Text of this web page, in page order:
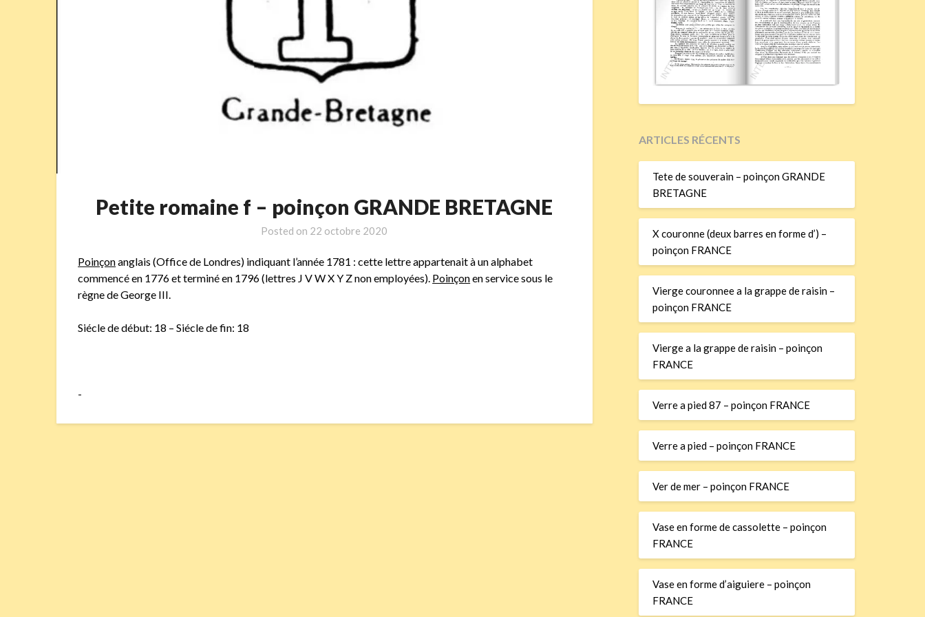
Petite romaine f – poinçon GRANDE BRETAGNE
Posted on 22 octobre 2020
Poinçonanglais (Office de Londres) indiquant l’année 1781 : cette lettre appartenait à un alphabet
commencé en 1776 et terminé en 1796 (lettres J V W X Y Z non employées). Poinçonen service sous le
règne de George III.
Siécle de début: 18 – Siécle de fin: 18
-
ARTICLES RÉCENTS
Tete de souverain – poinçon GRANDE
BRETAGNE
X couronne (deux barres en forme d’) –
poinçon FRANCE
Vierge couronnee a la grappe de raisin –
poinçon FRANCE
Vierge a la grappe de raisin – poinçon
FRANCE
Verre a pied 87 – poinçon FRANCE
Verre a pied – poinçon FRANCE
Ver de mer – poinçon FRANCE
Vase en forme de cassolette – poinçon
FRANCE
Vase en forme d’aiguiere – poinçon
FRANCE